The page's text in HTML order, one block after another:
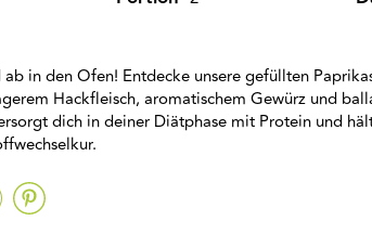
in den Ofen! Entdecke unsere gefüllten
Hackfleisch, aromatischem Gewürz und
dich in deiner Diätphase mit Protein und